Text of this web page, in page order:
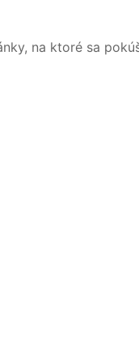
na ktoré sa